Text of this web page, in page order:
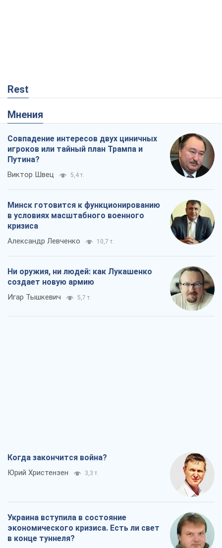
Rest
Мнения
Совпадение интересов двух циничных
игроков или тайный план Трампа и
Путина?
Виктор Швец 5,4 т.
Минск готовится к функционированию
в условиях масштабного военного
кризиса
Александр Левченко 10,7 т.
Ни оружия, ни людей: как Лукашенко
создает новую армию
Игар Тышкевич 5,7 т.
Когда закончится война?
Юрий Христензен 3,3 т.
Украина вступила в состояние
экономического кризиса. Есть ли свет
в конце туннеля?